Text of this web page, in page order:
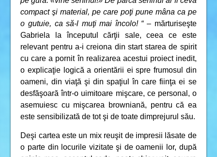
compact şi material, pe care poţi pune mâna ca pe
o gutuie, ca să-l muţi mai încolo! “– mărturiseşte
Gabriela la începutul cărţii sale, ceea ce este
relevant pentru a-i creiona din start starea de spirit
cu care a pornit în realizarea acestui proiect inedit,
o explicaţie logică a orientării ei spre frumosul din
oameni, din viaţă şi din spaţiul în care fiinţa ei se
desfăşoară într-o uimitoare mişcare, ce personal, o
asemuiesc cu mişcarea browniană, pentru că ea
este sensibilizată de tot şi de toate dimprejurul său.
Deşi cartea este un mix reuşit de impresii lăsate de
o parte din locurile vizitate şi de oamenii lor, după